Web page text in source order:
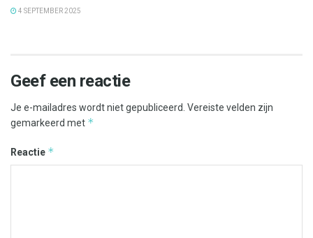
4 SEPTEMBER 2025
Geef een reactie
Je e-mailadres wordt niet gepubliceerd. Vereiste velden zijn
gemarkeerd met *
Reactie *